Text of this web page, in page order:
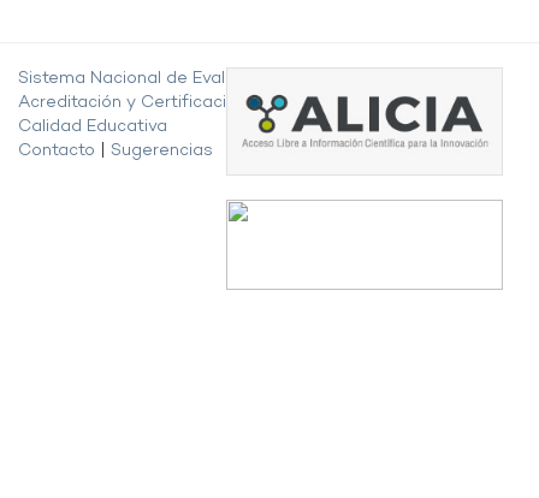
Sistema Nacional de Evaluación,
Acreditación y Certificación de la
Calidad Educativa
Contacto
Sugerencias